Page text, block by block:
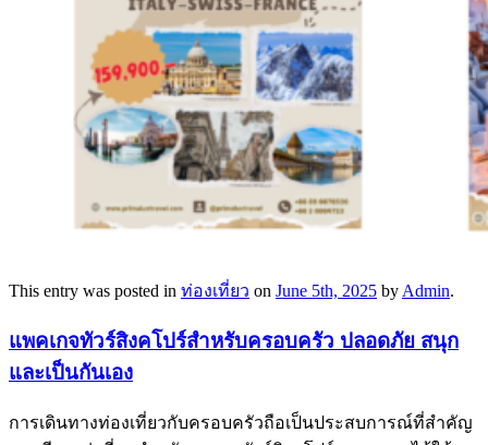
This entry was posted in ท่องเที่ยว on June 5th, 2025 by Admin.
แพคเกจทัวร์สิงคโปร์สำหรับครอบครัว ปลอดภัย สนุก
และเป็นกันเอง
การเดินทางท่องเที่ยวกับครอบครัวถือเป็นประสบการณ์ที่สำคัญ